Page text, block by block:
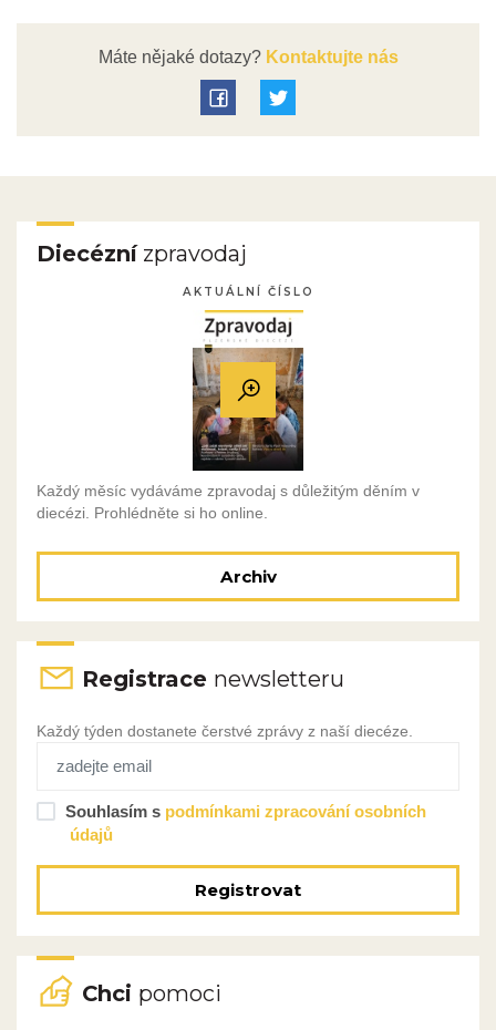
Máte nějaké dotazy?Kontaktujte nás
Diecéznízpravodaj
AKTUÁLNÍ ČÍSLO
Každý měsíc vydáváme zpravodaj s důležitým děním v
diecézi. Prohlédněte si ho online.
Archiv
Registrace newsletteru
Každý týden dostanete čerstvé zprávy z naší diecéze.
Souhlasím s podmínkami zpracování osobních
údajů
Registrovat
Chci pomoci